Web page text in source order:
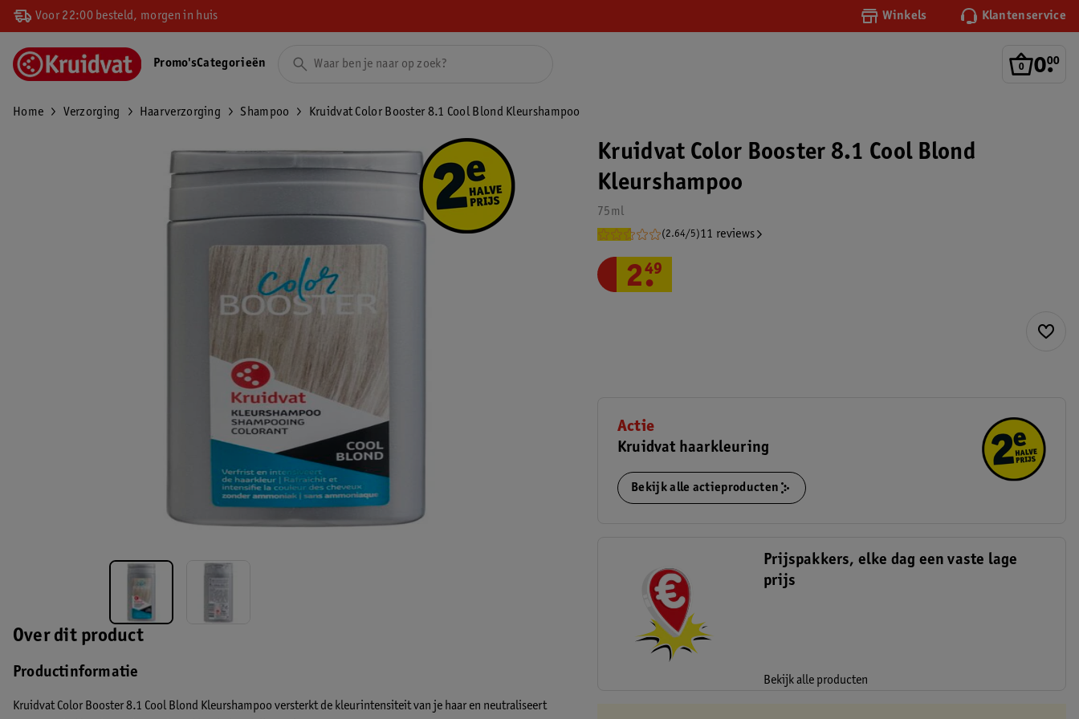
Voor 22:00 besteld, morgen in huis Winkels Klantenservice
0.
00
Promo'sCategorieën
Home Verzorging Haarverzorging Shampoo Kruidvat Color Booster 8.1 Cool Blond Kleurshampoo
Over dit product
Productinformatie
Kruidvat Color Booster 8.1 Cool Blond Kleurshampoo versterkt de kleurintensiteit van je haar en neutraliseert
Kruidvat Color Booster 8.1 Cool Blond
Kleurshampoo
75ml
(2.64/5)11 reviews
2.
49
Actie
Kruidvat haarkleuring
Bekijk alle actieproducten
Prijspakkers, elke dag een vaste lage
prijs
Bekijk alle producten